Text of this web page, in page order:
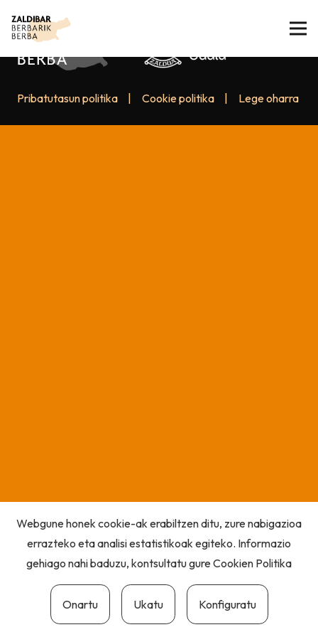
Pribatutasun politika Cookie politika Lege oharra
Webgune honek cookie-ak erabiltzen ditu, zure nabigazioa
errazteko eta analisi estatistikoak egiteko. Informazio
gehiago nahi baduzu, kontsultatu gureCookien Politika
Onartu Ukatu Konfiguratu